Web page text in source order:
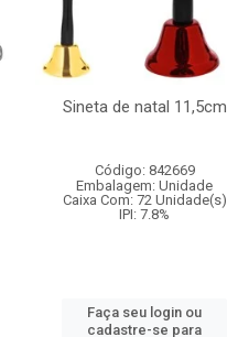
Sineta de natal 11,5cm
Código: 842669
Embalagem: Unidade
Caixa Com: 72 Unidade(s)
IPI: 7.8%
Faça seu login ou
cadastre-se para